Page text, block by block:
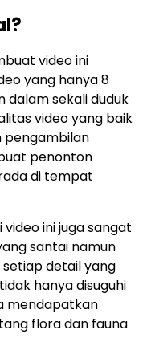
video ini
yang hanya 8
dalam sekali duduk
video yang baik
pengambilan
penonton
di tempat
ini juga sangat
santai namun
detail yang
hanya disuguhi
mendapatkan
flora dan fauna